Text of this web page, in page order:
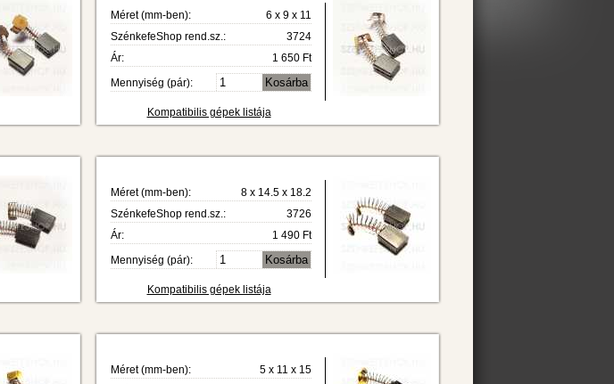
Méret (mm-ben):
6 x 9 x 11
SzénkefeShop rend.sz.:
3724
Ár:
1 650 Ft
Mennyiség (pár):
Kompatibilis gépek listája
Méret (mm-ben):
8 x 14.5 x 18.2
SzénkefeShop rend.sz.:
3726
Ár:
1 490 Ft
Mennyiség (pár):
Kompatibilis gépek listája
Méret (mm-ben):
5 x 11 x 15